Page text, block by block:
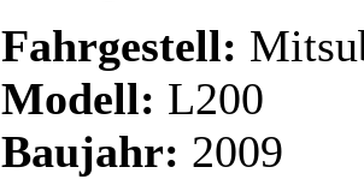
Fahrgestell:
Modell: L200
Baujahr: 2009